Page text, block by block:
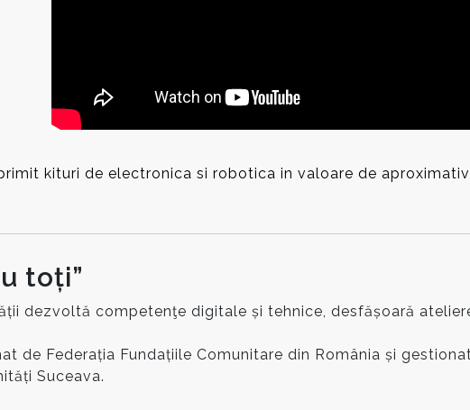
kituri de electronica si robotica in valoare de
toți”
dezvoltă competenţe digitale și tehnice, desfășoară
de Federația Fundațiile Comunitare din România și
Suceava.